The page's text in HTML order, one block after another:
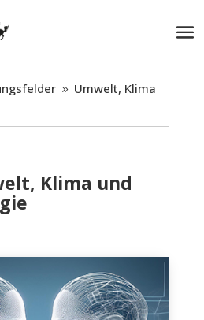
9 Umwelt, Klima
Klima und